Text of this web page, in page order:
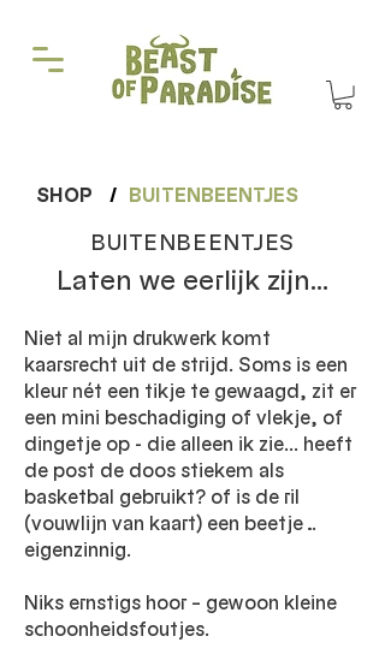
SHOP / BUITENBEENTJES
BUITENBEENTJES
Laten we eerlijk zijn...
Niet al mijn drukwerk komt
kaarsrecht uit de strijd. Soms is een
kleur nét een tikje te gewaagd, zit er
een mini beschadiging of vlekje, of
dingetje op - die alleen ik zie... heeft
de post de doos stiekem als
basketbal gebruikt? of is de ril
(vouwlijn van kaart) een beetje…
eigenzinnig.
Niks ernstigs hoor – gewoon kleine
schoonheidsfoutjes.